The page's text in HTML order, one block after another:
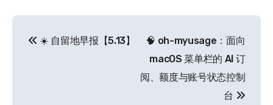
☀️ 自留地早报【5.13】
🧠 oh-myusage：面向
macOS 菜单栏的 AI 订
阅、额度与账号状态控制
台